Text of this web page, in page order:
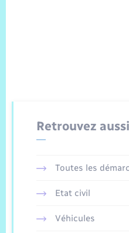
Retrouvez aussi
Toutes les
Etat civil
Véhicules